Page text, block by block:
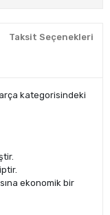
Taksit Seçenekleri
kategorisindeki
ekonomik bir